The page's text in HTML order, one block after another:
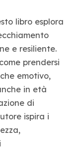
libro esplora
e resiliente.
prendersi
emotivo,
in età
di
ispira i